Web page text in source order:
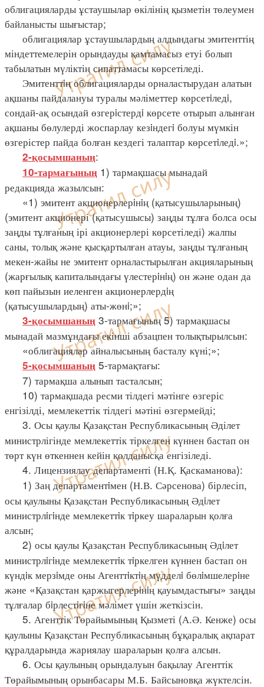
облигацияларды ұстаушылар өкілінің қызметін төлеумен
байланысты шығыстар;
облигациялар ұстаушылардың алдындағы эмитенттің
міндеттемелерін орындауды қамтамасыз етуі болып
табылатын мүліктің сипаттамасы көрсетіледі.
Эмитенттiң облигацияларды орналастырудан алатын
ақшаны пайдалануы туралы мәліметтер көрсетiледi,
сондай-ақ осындай өзгерiстердi көрсете отырып алынған
ақшаны бөлулерді жоспарлау кезiндегi болуы мүмкін
өзгерістер пайда болған кездегі талаптар көрсетiледi.»;
2-қосымшаның:
10-тармағының 1) тармақшасы мынадай
редакцияда жазылсын:
«1) эмитент акционерлерiнiң (қатысушыларының)
(эмитент акционері (қатысушысы) заңды тұлға болса осы
заңды тұлғаның ірі акционерлері көрсетіледі) жалпы
саны, толық және қысқартылған атауы, заңды тұлғаның
мекен-жайы не эмитент орналастырылған акцияларының
(жарғылық капиталындағы үлестерiнiң) он және одан да
көп пайызын иеленген акционерлердiң
(қатысушылардың) аты-жөнi;»;
3-қосымшаның 3-тармағының 5) тармақшасы
мынадай мазмұндағы екінші абзацпен толықтырылсын:
«облигациялар айналысының басталу күні;»;
5-қосымшаның 5-тармақтағы:
7) тармақша алынып тасталсын;
10) тармақшада ресми тілдегі мәтінге өзгеріс
енгізілді, мемлекеттік тілдегі мәтіні өзгермейді;
3. Осы қаулы Қазақстан Республикасының Әділет
министрлігінде мемлекеттік тіркелген күннен бастап он
төрт күн өткеннен кейін қолданысқа енгізіледі.
4. Лицензиялау департаменті (Н.Қ. Қаскаманова):
1) Заң департаментiмен (Н.В. Сәрсенова) бірлесіп,
осы қаулыны Қазақстан Республикасының Әдiлет
министрлiгiнде мемлекеттiк тiркеу шараларын қолға
алсын;
2) осы қаулы Қазақстан Республикасының Әдiлет
министрлiгiнде мемлекеттiк тiркелген күннен бастап он
күндiк мерзiмде оны Агенттiктiң мүдделi бөлiмшелерiне
және «Қазақстан қаржыгерлерiнiң қауымдастығы» заңды
тұлғалар бiрлестiгiне мәлімет үшін жеткізсін.
5. Агенттік Төрайымының Қызметі (А.Ә. Кенже) осы
қаулыны Қазақстан Республикасының бұқаралық ақпарат
құралдарында жариялау шараларын қолға алсын.
6. Осы қаулының орындалуын бақылау Агенттік
Төрайымының орынбасары М.Б. Байсыновқа жүктелсін.